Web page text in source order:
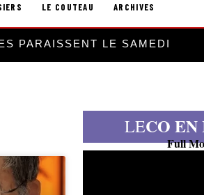
LE COUTEAU ARCHIVES
PARAISSENT LE SAMEDI
LECO
Full